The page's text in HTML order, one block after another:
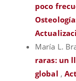
poco
María L.
raras: un
global ,